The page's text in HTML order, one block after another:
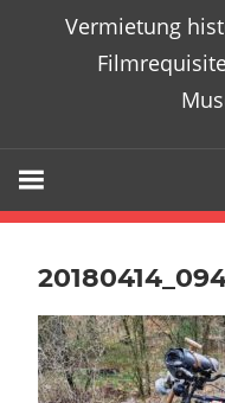
Vermietung